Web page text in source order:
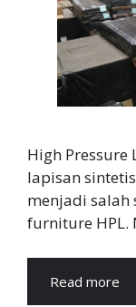
High Pressure
lapisan
menjadi
furniture
Read more